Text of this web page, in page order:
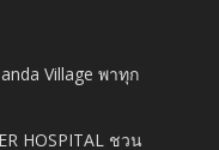
Village พาทุก
HOSPITAL ชวน